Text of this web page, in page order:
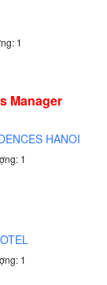
1
Manager
HANOI
1
1